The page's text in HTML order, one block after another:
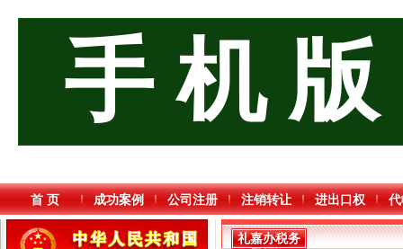
手 机 版
首 页 成功案例 公司注册 注销转让 进出口权
礼嘉办税务